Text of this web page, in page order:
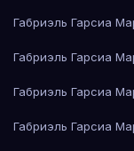
Габриэль Гарсиа
Габриэль Гарсиа
Габриэль Гарсиа
Габриэль Гарсиа